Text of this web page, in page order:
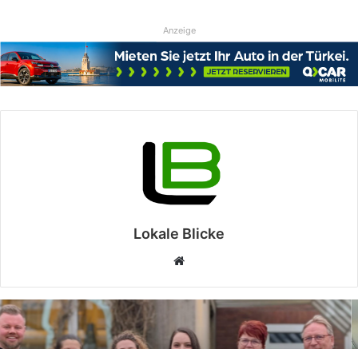
Anzeige
Lokale Blicke
Webseite